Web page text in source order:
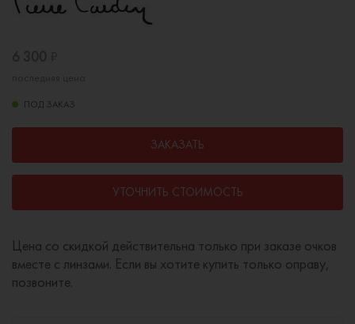
ПОД ЗАКАЗ
ЗАКАЗАТЬ
УТОЧНИТЬ СТОИМОСТЬ
Цена со скидкой действительна только при заказе очков
вместе с линзами. Если вы хотите купить только оправу,
позвоните.